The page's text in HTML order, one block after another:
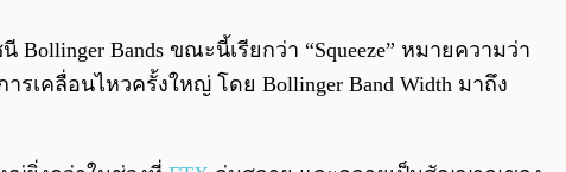
Bands ขณะนี้เรียกว่า “Squeeze” หมายความว่า
เคลื่อนไหวครั้งใหญ่ โดย Bollinger Band Width มาถึง